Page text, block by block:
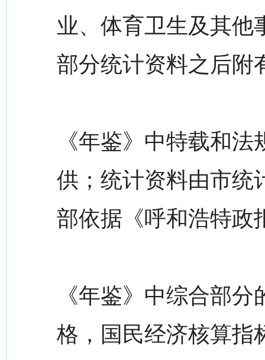
业、体育卫生及其他
部分统计资料之后附
《年鉴》中特载和
供；统计资料由市统
部依据《呼和浩特政
《年鉴》中综合部
格，国民经济核算指